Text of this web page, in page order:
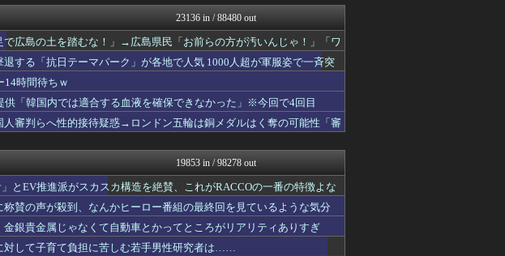
？」←これｗｗｗ
アニはつ -アニメ発信場-
会」設立 継続的に...
正義の見方
ね
育児板拾い読み
【サッカー まとめ】サカラ...
ガジェット2ch
坂46】
スコールちゃんねる｜２ちゃ...
代・70代も視聴...
結婚・恋愛ニュースぷらす
？
にゅーすアルー！
鮮は本質的にウクラ...
ログラムやめ...
なんJ PRIDE
僕は「どうしてくれ...
修羅場ライフ速報
奪われた』と欧...
世界の憂鬱 海外・韓国の反...
ｗｗｗｗｗｗｗｗ...
不思議.net - 5ch...
方をぶっ殺す作戦を...
アニゲー速報
これを今年までやっ...
ツバメ速報＠ヤクルトスワロ...
23136 in / 88480 out
広島の土を踏むな！」→広島県民「お前らの方が汚いんじゃ！」「ワ
する「抗日テーマパーク」が各地で人気 1000人超が軍服姿で一斉突
時間待ちｗ
供「韓国内では適合する血液を確保できなかった」※今回で4回目
人審判らへ性的接待疑惑→ロンドン五輪は銅メダルはく奪の可能性「審
19853 in / 98278 out
とEV推進派がスカスカ構造を絶賛、これがRACCOの一番の特徴よな
賛の声が殺到、なんかヒーロー番組の最終回を見ているような気分
銀貴金属じゃなくて自動車とかってところがリアリティありすぎ
対して子育て負担に苦しむ若手男性研究者は……